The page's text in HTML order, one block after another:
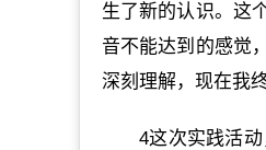
生了新的认识。这
音不能达到的感觉
深刻理解，现在我
4这次实践活